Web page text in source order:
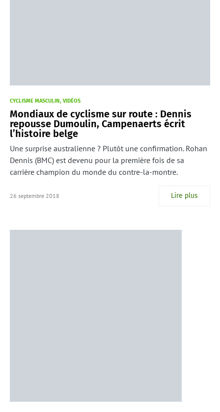
CYCLISME MASCULIN VIDÉOS
Mondiaux de cyclisme sur route : Dennis
repousse Dumoulin, Campenaerts écrit
l’histoire belge
Une surprise australienne ? Plutôt une confirmation. Rohan
Dennis (BMC) est devenu pour la première fois de sa
carrière champion du monde du contre-la-montre.
26 septembre 2018 Lire plus